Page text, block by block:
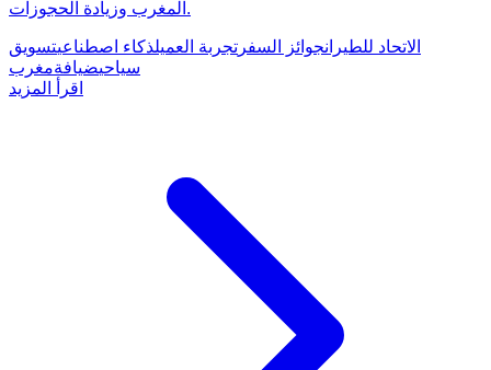
المغرب وزيادة الحجوزات.
الاتحاد للطيرانجوائز السفر تجربة العميلذكاء اصطناعيتسويق
سياحيضيافةمغرب
اقرأ المزيد